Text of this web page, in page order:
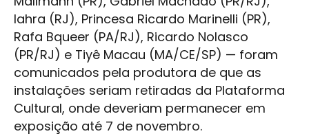
Iahra (RJ), Princesa Ricardo Marinelli (PR),
Rafa Bqueer (PA/RJ), Ricardo Nolasco
(PR/RJ) e Tiyê Macau (MA/CE/SP) — foram
comunicados pela produtora de que as
instalações seriam retiradas da Plataforma
Cultural, onde deveriam permanecer em
exposição até 7 de novembro.